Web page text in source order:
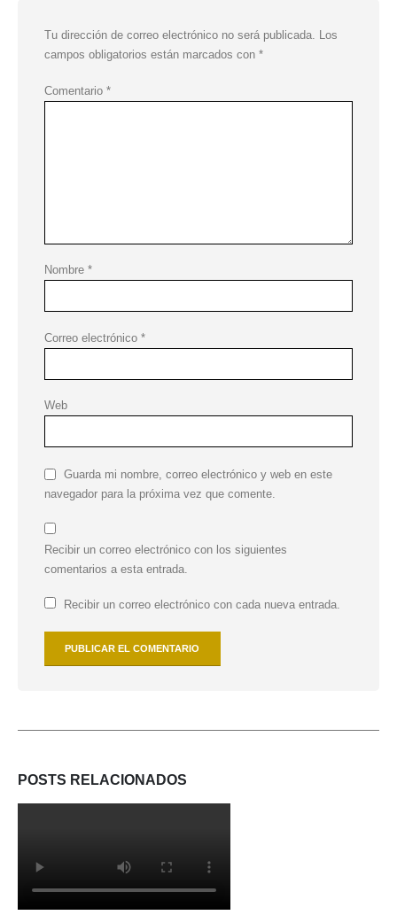
Tu dirección de correo electrónico no será publicada. Los
campos obligatorios están marcados con *
Comentario *
Nombre *
Correo electrónico *
Web
Guarda mi nombre, correo electrónico y web en este
navegador para la próxima vez que comente.
Recibir un correo electrónico con los siguientes
comentarios a esta entrada.
Recibir un correo electrónico con cada nueva entrada.
POSTS RELACIONADOS